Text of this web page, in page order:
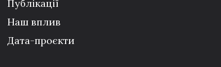
Публікації
Наш вплив
Дата-проєкти